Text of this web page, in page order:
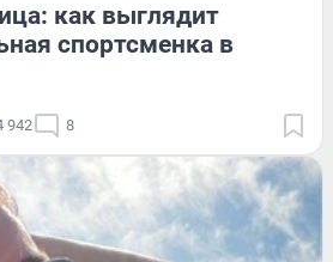
как выглядит
спортсменка в
942 8